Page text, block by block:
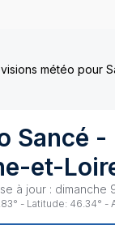
météo pour
Sancé -
et-
à jour : dimanche
° - Latitude: 46.34° -